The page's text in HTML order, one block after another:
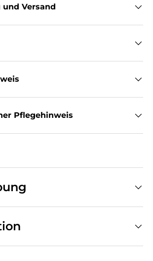
und Versand
Pflegehinweis